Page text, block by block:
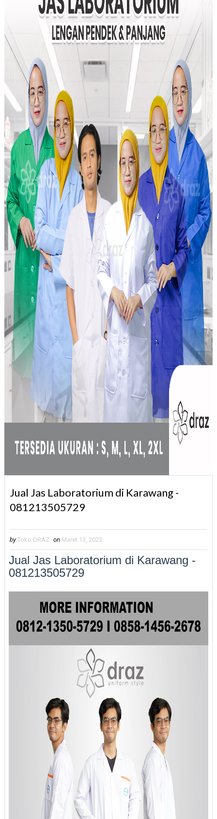
Jual Jas Laboratorium di Karawang -
081213505729
by Toko DRAZ on Maret 13, 2023
Jual Jas Laboratorium di Karawang -
081213505729